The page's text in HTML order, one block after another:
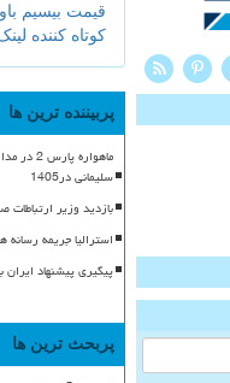
قیمت بیسیم
کوتاه کننده
پربیننده ترین ها
سلیمانی در1405
بازدید وزیر ارتباطات
استرالیا جریمه رسانه
پیگیری پیشنهاد
پربحث ترین ها